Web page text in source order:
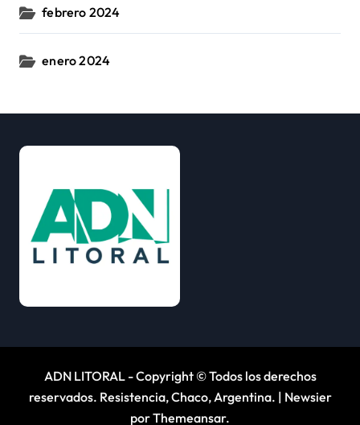
febrero 2024
enero 2024
ADN LITORAL - Copyright © Todos los derechos
reservados. Resistencia, Chaco, Argentina. | Newsier
porThemeansar.